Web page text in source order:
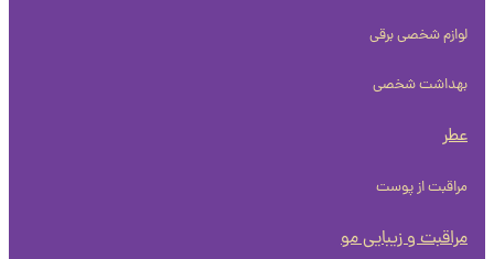
لوازم شخصی برقی
بهداشت شخصی
مراقبت از پوست
مراقبت و زیبایی مو